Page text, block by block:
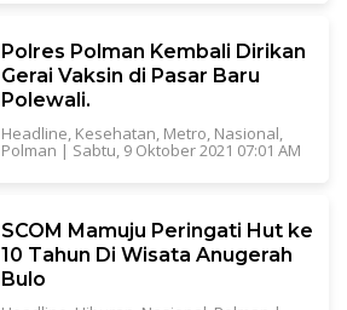
Polres Polman Kembali Dirikan
Gerai Vaksin di Pasar Baru
Polewali.
Headline, Kesehatan, Metro, Nasional,
Polman | Sabtu, 9 Oktober 2021 07:01 AM
SCOM Mamuju Peringati Hut ke
10 Tahun Di Wisata Anugerah
Bulo